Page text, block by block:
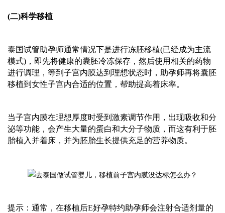
(二)科学移植
泰国试管助孕师通常情况下是进行冻胚移植(已经成为主流
模式)，即先将健康的囊胚冷冻保存，然后使用相关的药物
进行调理，等到子宫内膜达到理想状态时， 助孕师再将囊胚
移植到女性子宫内合适的位置，帮助提高着床率。
当子宫内膜在理想厚度时受到激素调节作用，出现吸收和分
泌等功能，会产生大量的蛋白和大分子物质，而这有利于胚
胎植入并着床，并为胚胎生长提供充足的营养物质。
提示：通常，在移植后E好孕特约助孕师会注射合适剂量的